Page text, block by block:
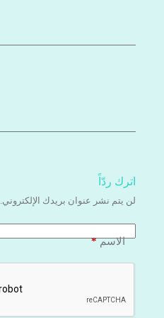
اترك ردّاً
لن يتم نشر عنوان بريدك الإلكتروني.
الاسم*